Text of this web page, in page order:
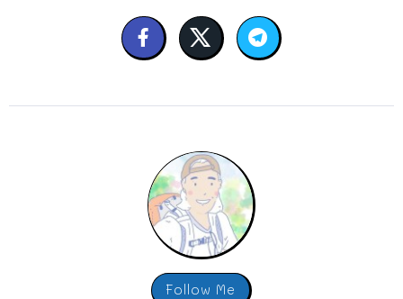
Follow Me